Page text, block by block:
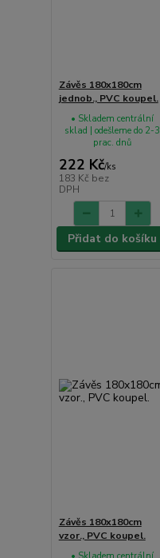
Závěs 180x180cm
jednob., PVC koupel.
222 Kč/ks
183 Kč bez
DPH
• Skladem centrální
sklad | odešleme do 2-3
prac. dnů
Přidat do košíku
Závěs 180x180cm
vzor., PVC koupel.